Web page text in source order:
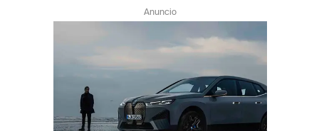
Anuncio